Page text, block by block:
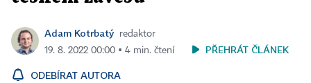
Adam Kotrbatý
redaktor
19. 8. 2022 00:00 ▪ 4 min. čtení
PŘEHRÁT ČLÁNEK
ODEBÍRAT AUTORA